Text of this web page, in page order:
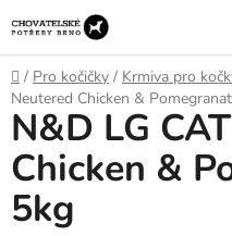
na
obsah
Domů
/ Pro kočičky / Krmiva pro
Neutered Chicken &
N&D LG
Chicken &
5kg